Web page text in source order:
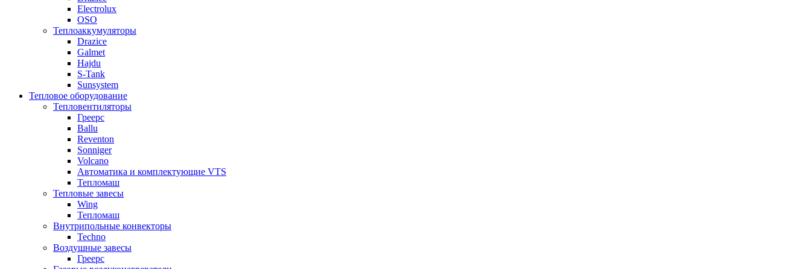
Electrolux
OSO
Теплоаккумуляторы
Drazice
Galmet
Hajdu
S-Tank
Sunsystem
Тепловое оборудование
Тепловентиляторы
Греерс
Ballu
Reventon
Sonniger
Volcano
Автоматика и комплектующие VTS
Тепломаш
Тепловые завесы
Wing
Тепломаш
Внутрипольные конвекторы
Techno
Воздушные завесы
Греерс